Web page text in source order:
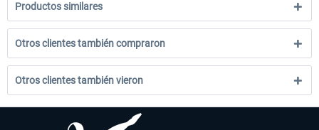
Productos similares
Otros clientes también compraron
Otros clientes también vieron